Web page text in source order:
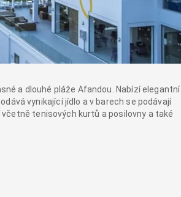
a dlouhé pláže Afandou. Nabízí elegantní
vynikající jídlo a v barech se podávají
tenisových kurtů a posilovny a také